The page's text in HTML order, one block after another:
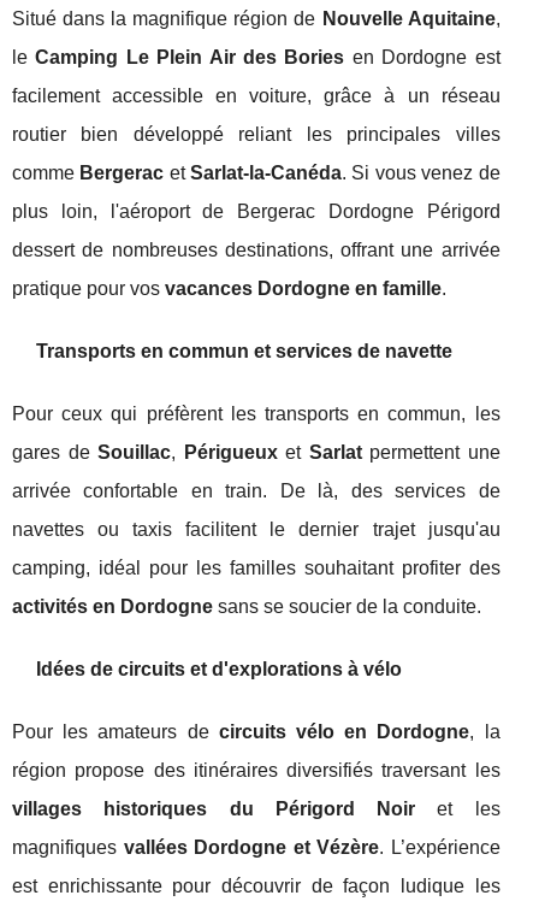
Situé dans la magnifique région de Nouvelle Aquitaine,
leCamping Le Plein Air des Bories en Dordogne est
facilement accessible en voiture, grâce à un réseau
routier bien développé reliant les principales villes
comme Bergerac etSarlat-la-Canéda. Si vous venez de
plus loin, l'aéroport de Bergerac Dordogne Périgord
dessert de nombreuses destinations, offrant une arrivée
pratique pour vos vacances Dordogne en famille.
Transports en commun et services de navette
Pour ceux qui préfèrent les transports en commun, les
gares deSouillac, Périgueuxet Sarlatpermettent une
arrivée confortable en train. De là, des services de
navettes ou taxis facilitent le dernier trajet jusqu'au
camping, idéal pour les familles souhaitant profiter des
activités en Dordogne sans se soucier de la conduite.
Idées de circuits et d'explorations à vélo
Pour les amateurs de circuits vélo en Dordogne, la
région propose des itinéraires diversifiés traversant les
villages historiques du Périgord Noir et les
magnifiques vallées Dordogne et Vézère. L’expérience
est enrichissante pour découvrir de façon ludique les